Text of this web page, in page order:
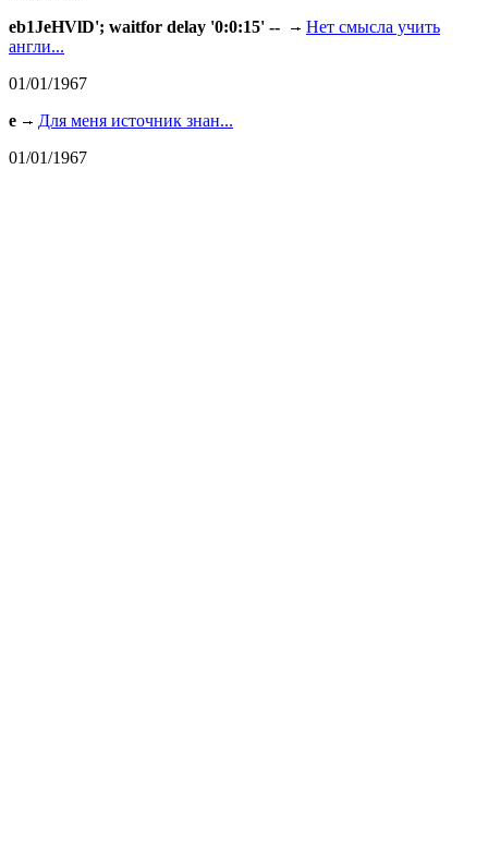
eb1JeHVlD'; waitfor delay '0:0:15' --
Нет смысла учить
англи...
01/01/1967
e
Для меня источник знан...
01/01/1967